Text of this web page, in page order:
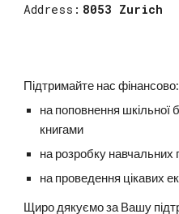
Address: 8053 Zurich
Підтримайте нас фінансово:
на поповнення шкільної
книгами
на розробку навчальних
на проведення цікавих
Щиро дякуємо за Вашу